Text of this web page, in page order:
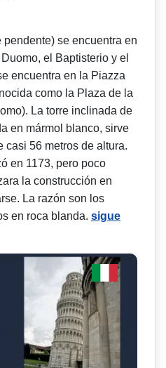
pendente) se encuentra en
el Baptisterio y el
encuentra en la Piazza
como la Plaza de la
La torre inclinada de
en mármol blanco, sirve
casi 56 metros de altura.
en 1173, pero poco
la construcción en
La razón son los
en roca blanda. sigue